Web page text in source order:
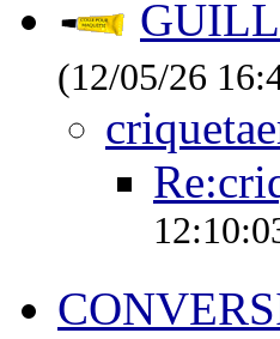
(12/05/26